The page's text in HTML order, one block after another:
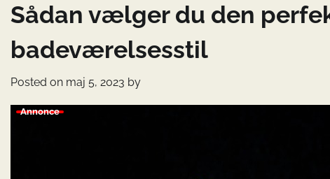
Sådan vælger du den
badeværelsesstil
Posted on maj 5, 2023 by
Annonce